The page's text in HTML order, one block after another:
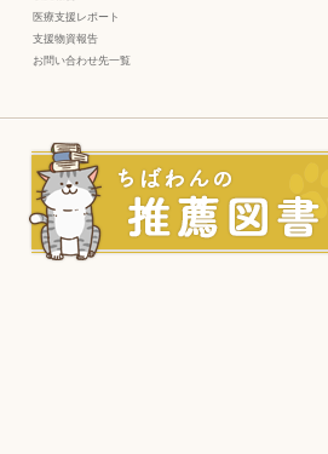
医療支援レポート
支援物資報告
お問い合わせ先一覧